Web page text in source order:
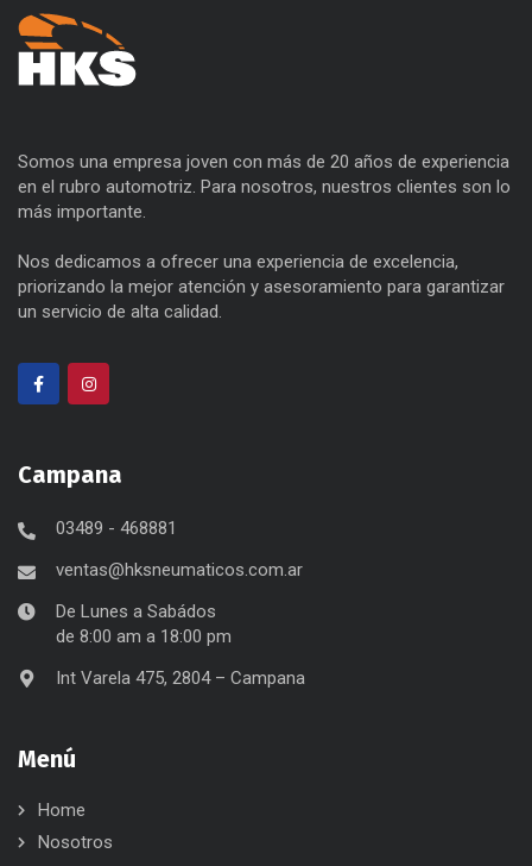
Somos una empresa joven con más de 20 años de experiencia
en el rubro automotriz. Para nosotros, nuestros clientes son lo
más importante.
Nos dedicamos a ofrecer una experiencia de excelencia,
priorizando la mejor atención y asesoramiento para garantizar
un servicio de alta calidad.
Campana
03489 - 468881
ventas@hksneumaticos.com.ar
De Lunes a Sabádos
de 8:00 am a 18:00 pm
Int Varela 475, 2804 – Campana
Menú
Home
Nosotros